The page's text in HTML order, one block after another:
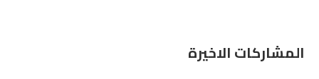
المشاركات الاخيرة